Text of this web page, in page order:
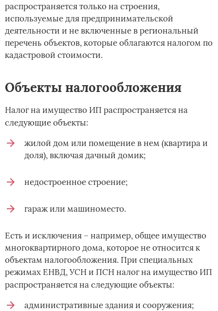
распространяется только на строения,
используемые для предпринимательской
деятельности и не включенные в региональный
перечень объектов, которые облагаются налогом по
кадастровой стоимости.
Объекты налогообложения
Налог на имущество ИП распространяется на
следующие объекты:
жилой дом или помещение в нем (квартира и
доля), включая дачный домик;
недостроенное строение;
гараж или машиноместо.
Есть и исключения – например, общее имущество
многоквартирного дома, которое не относится к
объектам налогообложения. При специальных
режимах ЕНВД, УСН и ПСН налог на имущество ИП
распространяется на следующие объекты:
административные здания и сооружения;